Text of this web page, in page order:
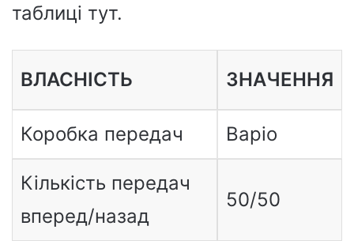
таблиці тут.
ВЛАСНІСТЬ ЗНАЧЕННЯ
Коробка передач Варіо
Кількість передач
вперед/назад
50/50